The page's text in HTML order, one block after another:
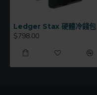
Ledger Stax 硬體冷錢包
$798.00